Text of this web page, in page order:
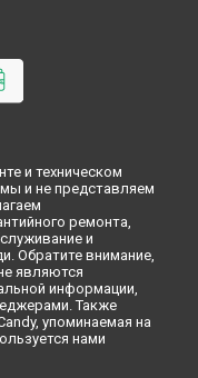
и техническом
и не представляем
ремонта,
и
Обратите внимание,
являются
информации,
Также
упоминаемая на
нами